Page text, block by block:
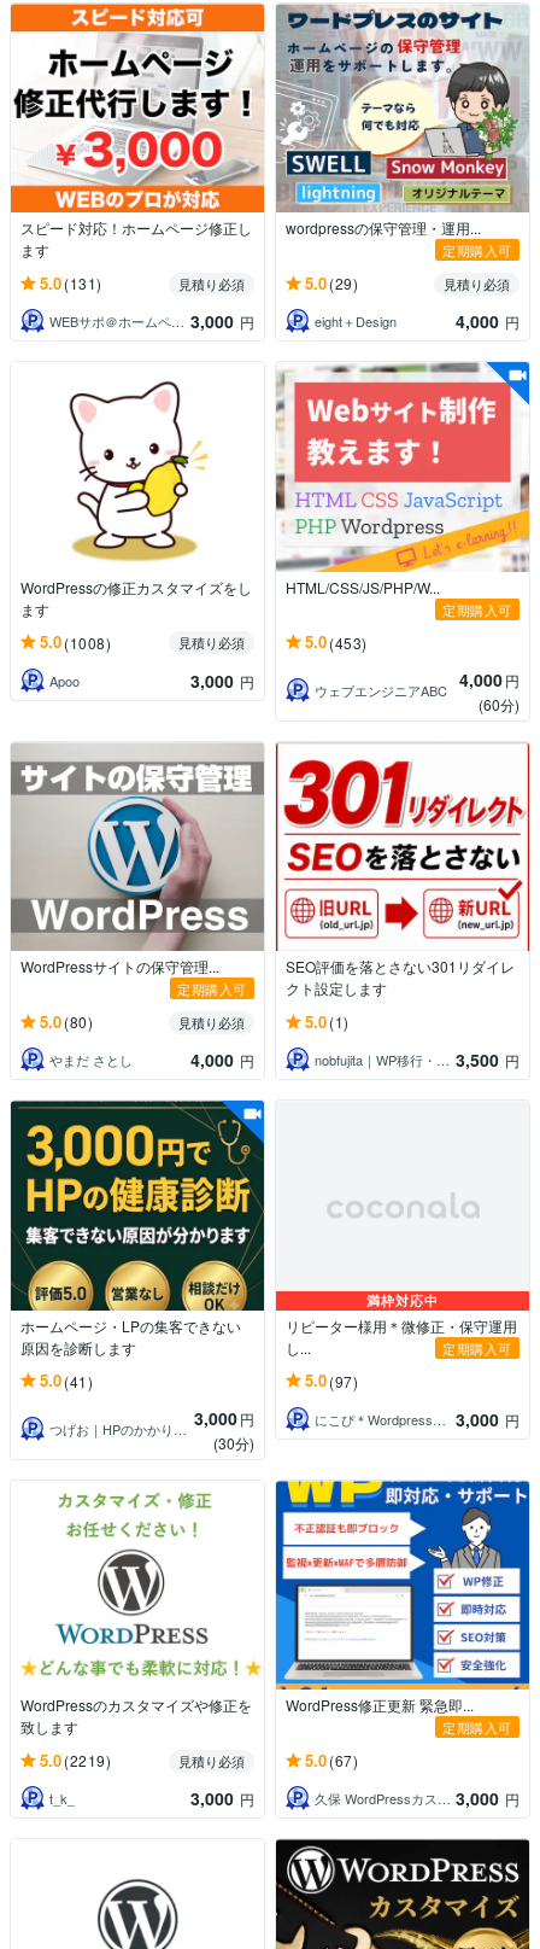
スピード対応！ホームページ修正し
ます
5.0(131)
見積り必須
WEBサポ＠ホームページ制作とLINE
3,000 円
wordpressの保守管理・運用...
定期購入可
5.0(29)
見積り必須
eight＋Design
4,000 円
WordPressの修正カスタマイズをし
ます
5.0(1008)
見積り必須
Apoo
3,000 円
HTML/CSS/JS/PHP/W...
定期購入可
5.0(453)
ウェブエンジニアABC 4,000円
(60分)
WordPressサイトの保守管理...
定期購入可
5.0(80)
見積り必須
やまだ さとし
4,000 円
SEO評価を落とさない301リダイレ
クト設定します
5.0(1)
nobfujita｜WP移行・保守 3,500 円
ホームページ・LPの集客できない
原因を診断します
5.0(41)
つげお｜HPのかかりつけ医実績500件超 3,000円
(30分)
満枠対応中
リピーター様用＊微修正・保守運用
し...
定期購入可
5.0(97)
にこぴ＊Wordpress・WEB制作 3,000 円
WordPressのカスタマイズや修正を
致します
5.0(2219)
見積り必須
t_k_
3,000 円
WordPress修正更新 緊急即...
定期購入可
5.0(67)
久保 WordPressカスタマイズ 3,000 円